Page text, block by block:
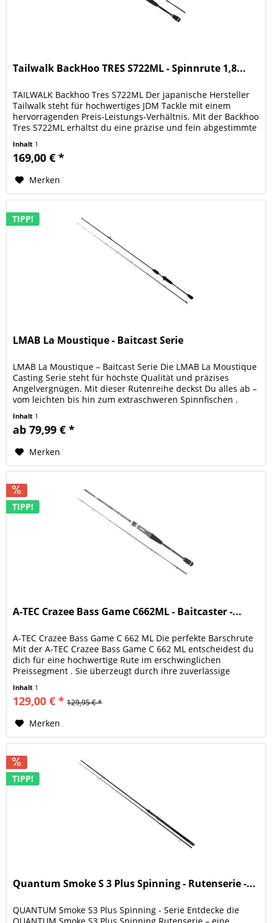
Tailwalk BackHoo TRES S722ML - Spinnrute 1,8...
TAILWALK Backhoo Tres S722ML Der japanische Hersteller
Tailwalk steht für hochwertiges JDM Tackle mit einem
hervorragenden Preis-Leistungs-Verhältnis. Mit der Backhoo
Tres S722ML erhältst du eine präzise und fein abgestimmte
Inhalt 1
169,00 € *
Merken
TIPP!
LMAB La Moustique - Baitcast Serie
LMAB La Moustique – Baitcast Serie Die LMAB La Moustique
Casting Serie steht für höchste Qualität und präzises
Angelvergnügen. Mit dieser Rutenreihe deckst Du alles ab –
vom leichten bis hin zum extraschweren Spinnfischen .
Inhalt 1
ab 79,99 € *
Merken
TIPP!
A-TEC Crazee Bass Game C662ML - Baitcaster -...
A-TEC Crazee Bass Game C 662 ML Die perfekte Barschrute
Mit der A-TEC Crazee Bass Game C 662 ML entscheidest du
dich für eine hochwertige Rute im erschwinglichen
Preissegment . Sie überzeugt durch ihre zuverlässige
Inhalt 1
129,00 € * 129,95 € *
Merken
TIPP!
Quantum Smoke S 3 Plus Spinning - Rutenserie -...
QUANTUM Smoke S3 Plus Spinning - Serie Entdecke die